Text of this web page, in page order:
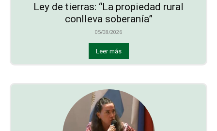
Ley de tierras: “La propiedad rural
conlleva soberanía”
05/08/2026
Leer más